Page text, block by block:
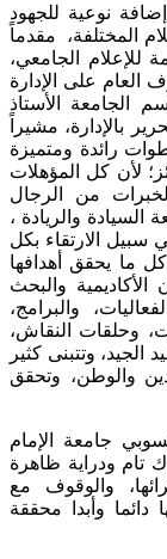
نوعية للجهود
المختلفة، مقدماً
للإعلام الجامعي،
العام على الإدارة
الجامعة الأستاذ
بالإدارة، مشيراً
رائدة ومتميزة
لأن كل المؤهلات
من الرجال
السيادة والريادة ،
سبيل الارتقاء بكل
ما يحقق أهدافها
والبحث
والبرامج،
وحلقات النقاش،
وتتبنى كثير
والوطن، وتحقق
جامعة الإمام
تام ودراية ظاهرة
والوقوف مع
دائما وأبدا محققة